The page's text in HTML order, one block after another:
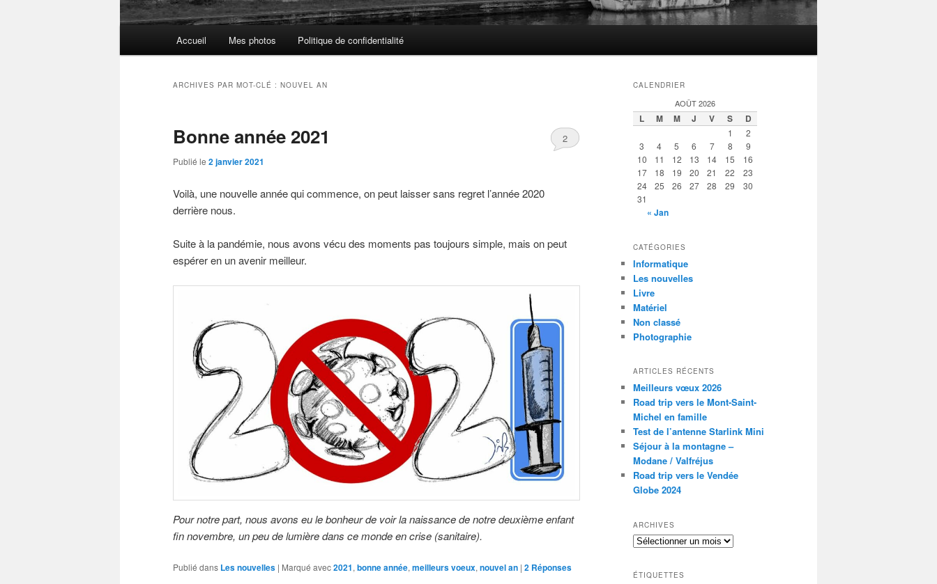
Accueil Mes photos Politique de confidentialité
ARCHIVES PAR MOT-CLÉ : NOUVEL AN
Bonne année 2021
Publié le 2 janvier 2021
2
Voilà, une nouvelle année qui commence, on peut laisser sans regret l’année 2020
derrière nous.
Suite à la pandémie, nous avons vécu des moments pas toujours simple, mais on peut
espérer en un avenir meilleur.
Pour notre part, nous avons eu le bonheur de voir la naissance de notre deuxième enfant
fin novembre, un peu de lumière dans ce monde en crise (sanitaire).
Publié dans Les nouvelles | Marqué avec2021, bonne année, meilleurs voeux, nouvel an | 2 Réponses
CALENDRIER
AOÛT 2026
L M M J V S D
1
2
3
4 5 6 7 8
9
10
11 12 13 14 15
16
17
18 19 20 21 22
23
24
25 26 27 28 29
30
31
« Jan
CATÉGORIES
Informatique
Les nouvelles
Livre
Matériel
Non classé
Photographie
ARTICLES RÉCENTS
Meilleurs vœux 2026
Road trip vers le Mont-Saint-
Michel en famille
Test de l’antenne Starlink Mini
Séjour à la montagne –
Modane / Valfréjus
Road trip vers le Vendée
Globe 2024
ARCHIVES
Archives
ÉTIQUETTES